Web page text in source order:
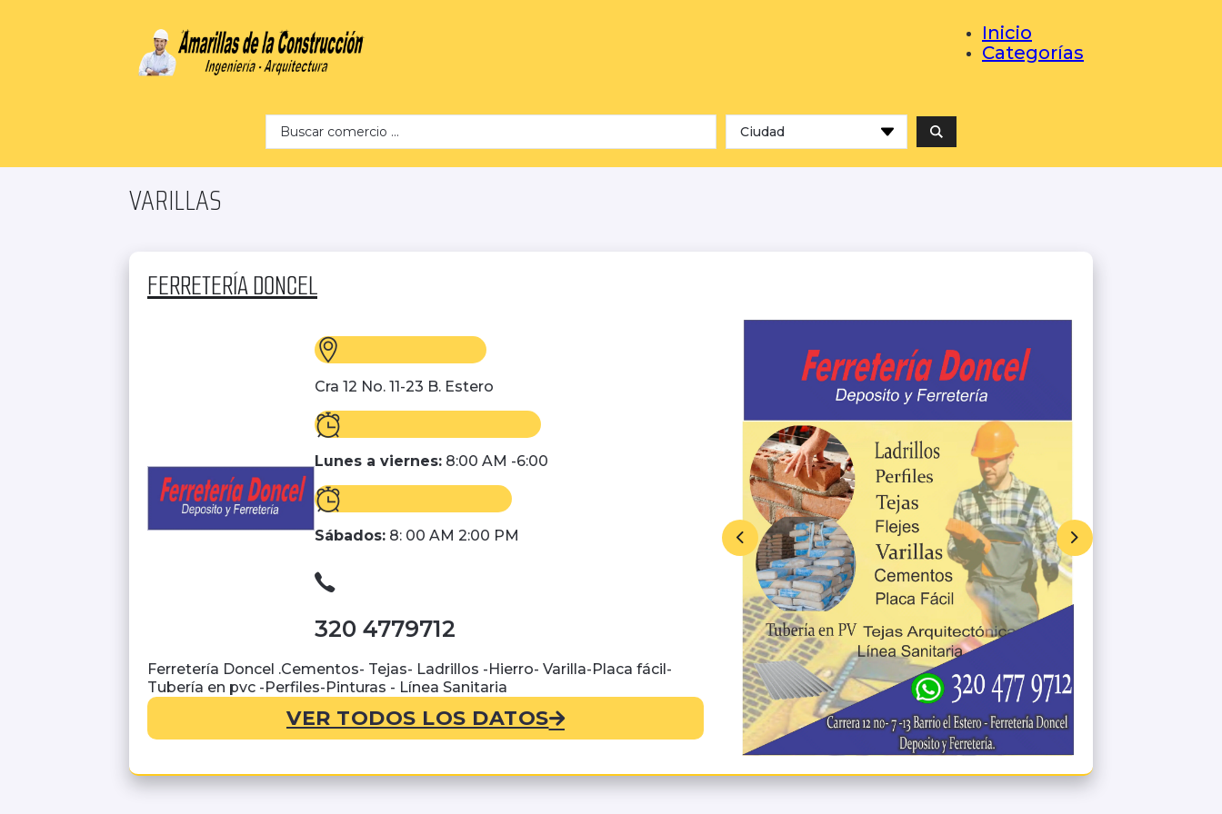
Inicio
Categorías
Search …
Ciudad
VARILLAS
FERRETERÍA DONCEL
Cra 12 No. 11-23 B. Estero
Lunes a viernes:8:00 AM -6:00
Sábados:8: 00 AM 2:00 PM
320 4779712
Ferretería Doncel .Cementos- Tejas- Ladrillos -Hierro- Varilla-Placa fácil-
Tubería en pvc -Perfiles-Pinturas - Línea Sanitaria
VER TODOS LOS DATOS